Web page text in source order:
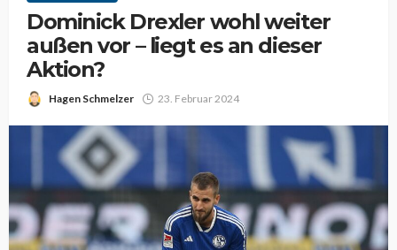
Dominick Drexler wohl weiter
außen vor – liegt es an dieser
Aktion?
Hagen Schmelzer 23. Februar 2024